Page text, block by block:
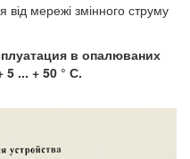
мережі змінного струму
в опалюваних
5 ... + 50 ° С.